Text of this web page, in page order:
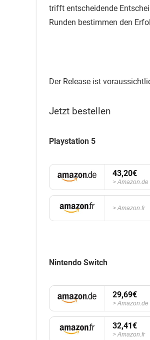
trifft entscheidende
Runden bestimmen den
Der Release ist
Jetzt bestellen
Playstation 5
43,20€
Amazon.de
Amazon.fr
Nintendo Switch
29,69€
Amazon.de
32,41€
Amazon.fr